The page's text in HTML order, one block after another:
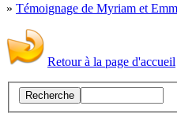
» Témoignage de Myriam et
Retour à la page d'accueil